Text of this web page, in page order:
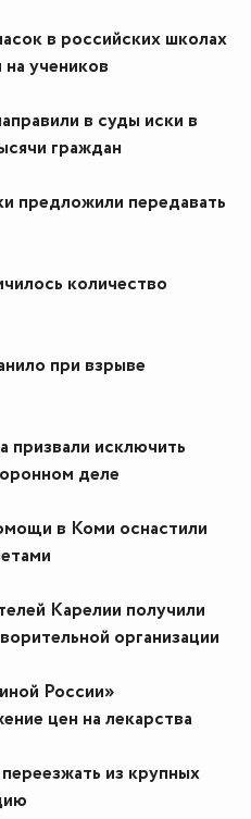
в российских школах
учеников
в суды иски в
граждан
предложили передавать
количество
при взрыве
исключить
деле
в Коми оснастили
Карелии получили
организации
России»
цен на лекарства
из крупных